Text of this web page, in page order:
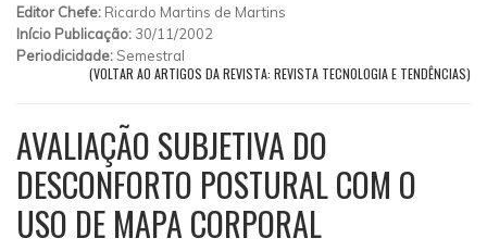
Editor Chefe: Ricardo Martins de Martins
Início Publicação: 30/11/2002
Periodicidade: Semestral
(VOLTAR AO ARTIGOS DA REVISTA: REVISTA TECNOLOGIA E TENDÊNCIAS)
AVALIAÇÃO SUBJETIVA DO
DESCONFORTO POSTURAL COM O
USO DE MAPA CORPORAL